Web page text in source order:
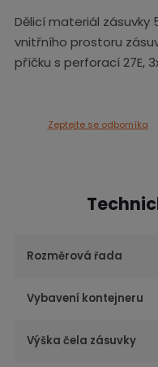
Dělicí materiál zásuvky
vnitřního prostoru
příčku s perforací 27E,
Zeptejte se odborníka
Rozměrová řada
Vybavení kontejneru
Výška čela zásuvky